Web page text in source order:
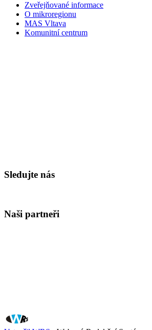
Zveřejňované informace
O mikroregionu
MAS Vltava
Komunitní centrum
Sledujte nás
Naši partneři